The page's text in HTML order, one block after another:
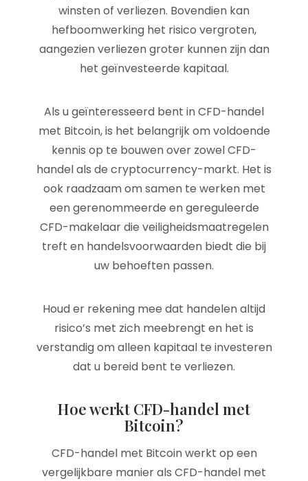
winsten of verliezen. Bovendien kan
hefboomwerking het risico vergroten,
aangezien verliezen groter kunnen zijn dan
het geïnvesteerde kapitaal.
Als u geïnteresseerd bent in CFD-handel
met Bitcoin, is het belangrijk om voldoende
kennis op te bouwen over zowel CFD-
handel als de cryptocurrency-markt. Het is
ook raadzaam om samen te werken met
een gerenommeerde en gereguleerde
CFD-makelaar die veiligheidsmaatregelen
treft en handelsvoorwaarden biedt die bij
uw behoeften passen.
Houd er rekening mee dat handelen altijd
risico’s met zich meebrengt en het is
verstandig om alleen kapitaal te investeren
dat u bereid bent te verliezen.
Hoe werkt CFD-handel met
Bitcoin?
CFD-handel met Bitcoin werkt op een
vergelijkbare manier als CFD-handel met